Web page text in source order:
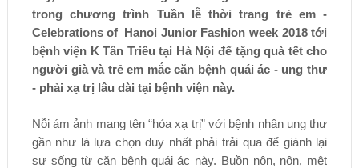
trong chương trình Tuần lễ thời trang trẻ em -
Celebrations of_Hanoi Junior Fashion week 2018 tới
bệnh viện K Tân Triều tại Hà Nội để tặng quà tết cho
người già và trẻ em mắc căn bệnh quái ác - ung thư
- phải xạ trị lâu dài tại bệnh viện này.
Nỗi ám ảnh mang tên “hóa xạ trị” với bệnh nhân ung thư
gần như là lựa chọn duy nhất phải trải qua để giành lại
sự sống từ căn bệnh quái ác này. Buồn nôn, nôn, mệt